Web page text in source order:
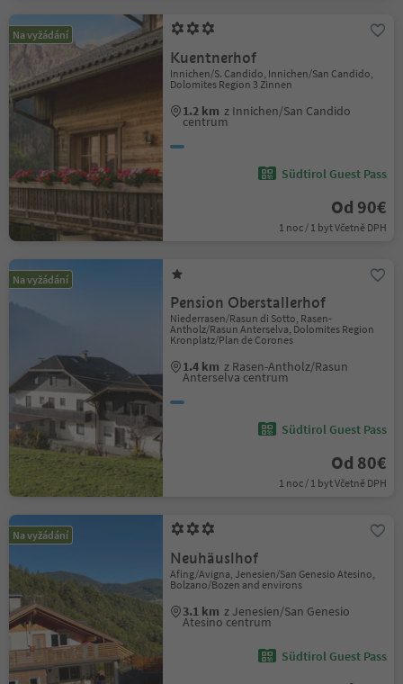
Na vyžádání
Kuentnerhof
Innichen/S. Candido, Innichen/San Candido,
Dolomites Region 3 Zinnen
1.2 km z Innichen/San Candido
centrum
Südtirol Guest Pass
Od 90€
1 noc / 1 byt Včetně DPH
Na vyžádání
Pension Oberstallerhof
Niederrasen/Rasun di Sotto, Rasen-
Antholz/Rasun Anterselva, Dolomites Region
Kronplatz/Plan de Corones
1.4 km z Rasen-Antholz/Rasun
Anterselva centrum
Südtirol Guest Pass
Od 80€
1 noc / 1 byt Včetně DPH
Na vyžádání
Neuhäuslhof
Afing/Avigna, Jenesien/San Genesio Atesino,
Bolzano/Bozen and environs
3.1 km z Jenesien/San Genesio
Atesino centrum
Südtirol Guest Pass